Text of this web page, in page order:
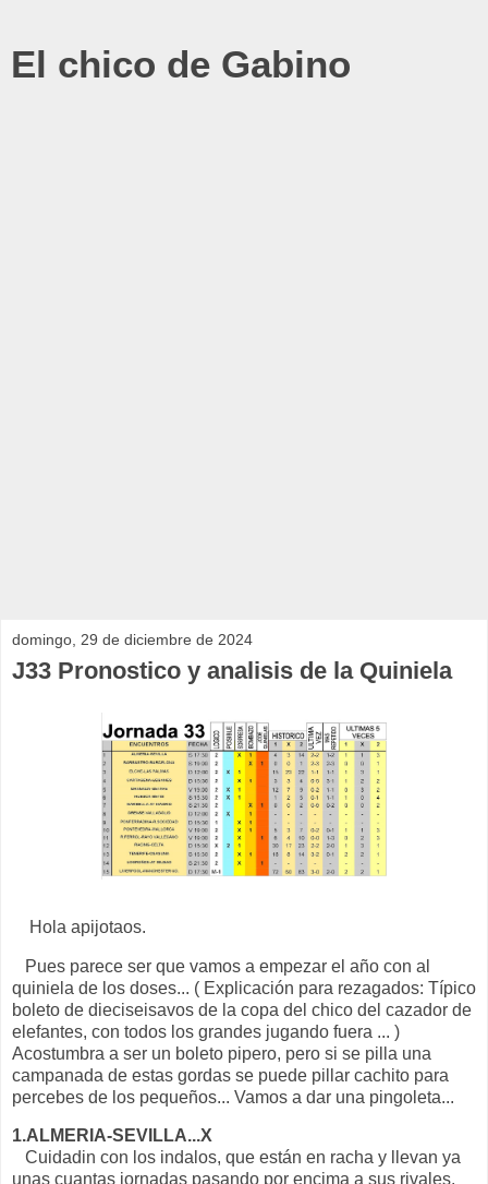
El chico de Gabino
domingo, 29 de diciembre de 2024
J33 Pronostico y analisis de la Quiniela
Hola apijotaos.
Pues parece ser que vamos a empezar el año con al
quiniela de los doses... ( Explicación para rezagados: Típico
boleto de dieciseisavos de la copa del chico del cazador de
elefantes, con todos los grandes jugando fuera ... )
Acostumbra a ser un boleto pipero, pero si se pilla una
campanada de estas gordas se puede pillar cachito para
percebes de los pequeños... Vamos a dar una pingoleta...
1.ALMERIA-SEVILLA...X
Cuidadin con los indalos, que están en racha y llevan ya
unas cuantas jornadas pasando por encima a sus rivales.